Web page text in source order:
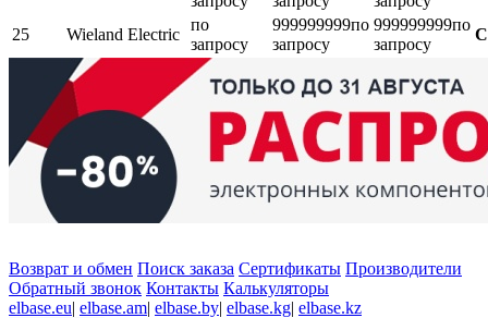
25
Wieland Electric
по
запросу
999999999по
запросу
999999999по
запросу
Возврат и обмен Поиск заказа Сертификаты Производители
Обратный звонок Контакты Калькуляторы
elbase.eu| elbase.am| elbase.by| elbase.kg| elbase.kz